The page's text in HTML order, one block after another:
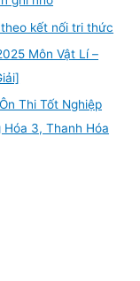
kết nối tri thức
Môn Vật Lí –
Thi Tốt Nghiệp
3, Thanh Hóa